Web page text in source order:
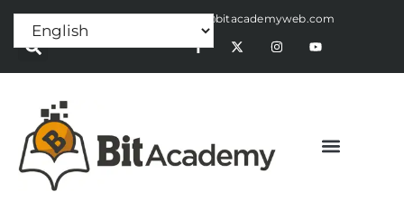
Press Release:alex@bitacademyweb.com